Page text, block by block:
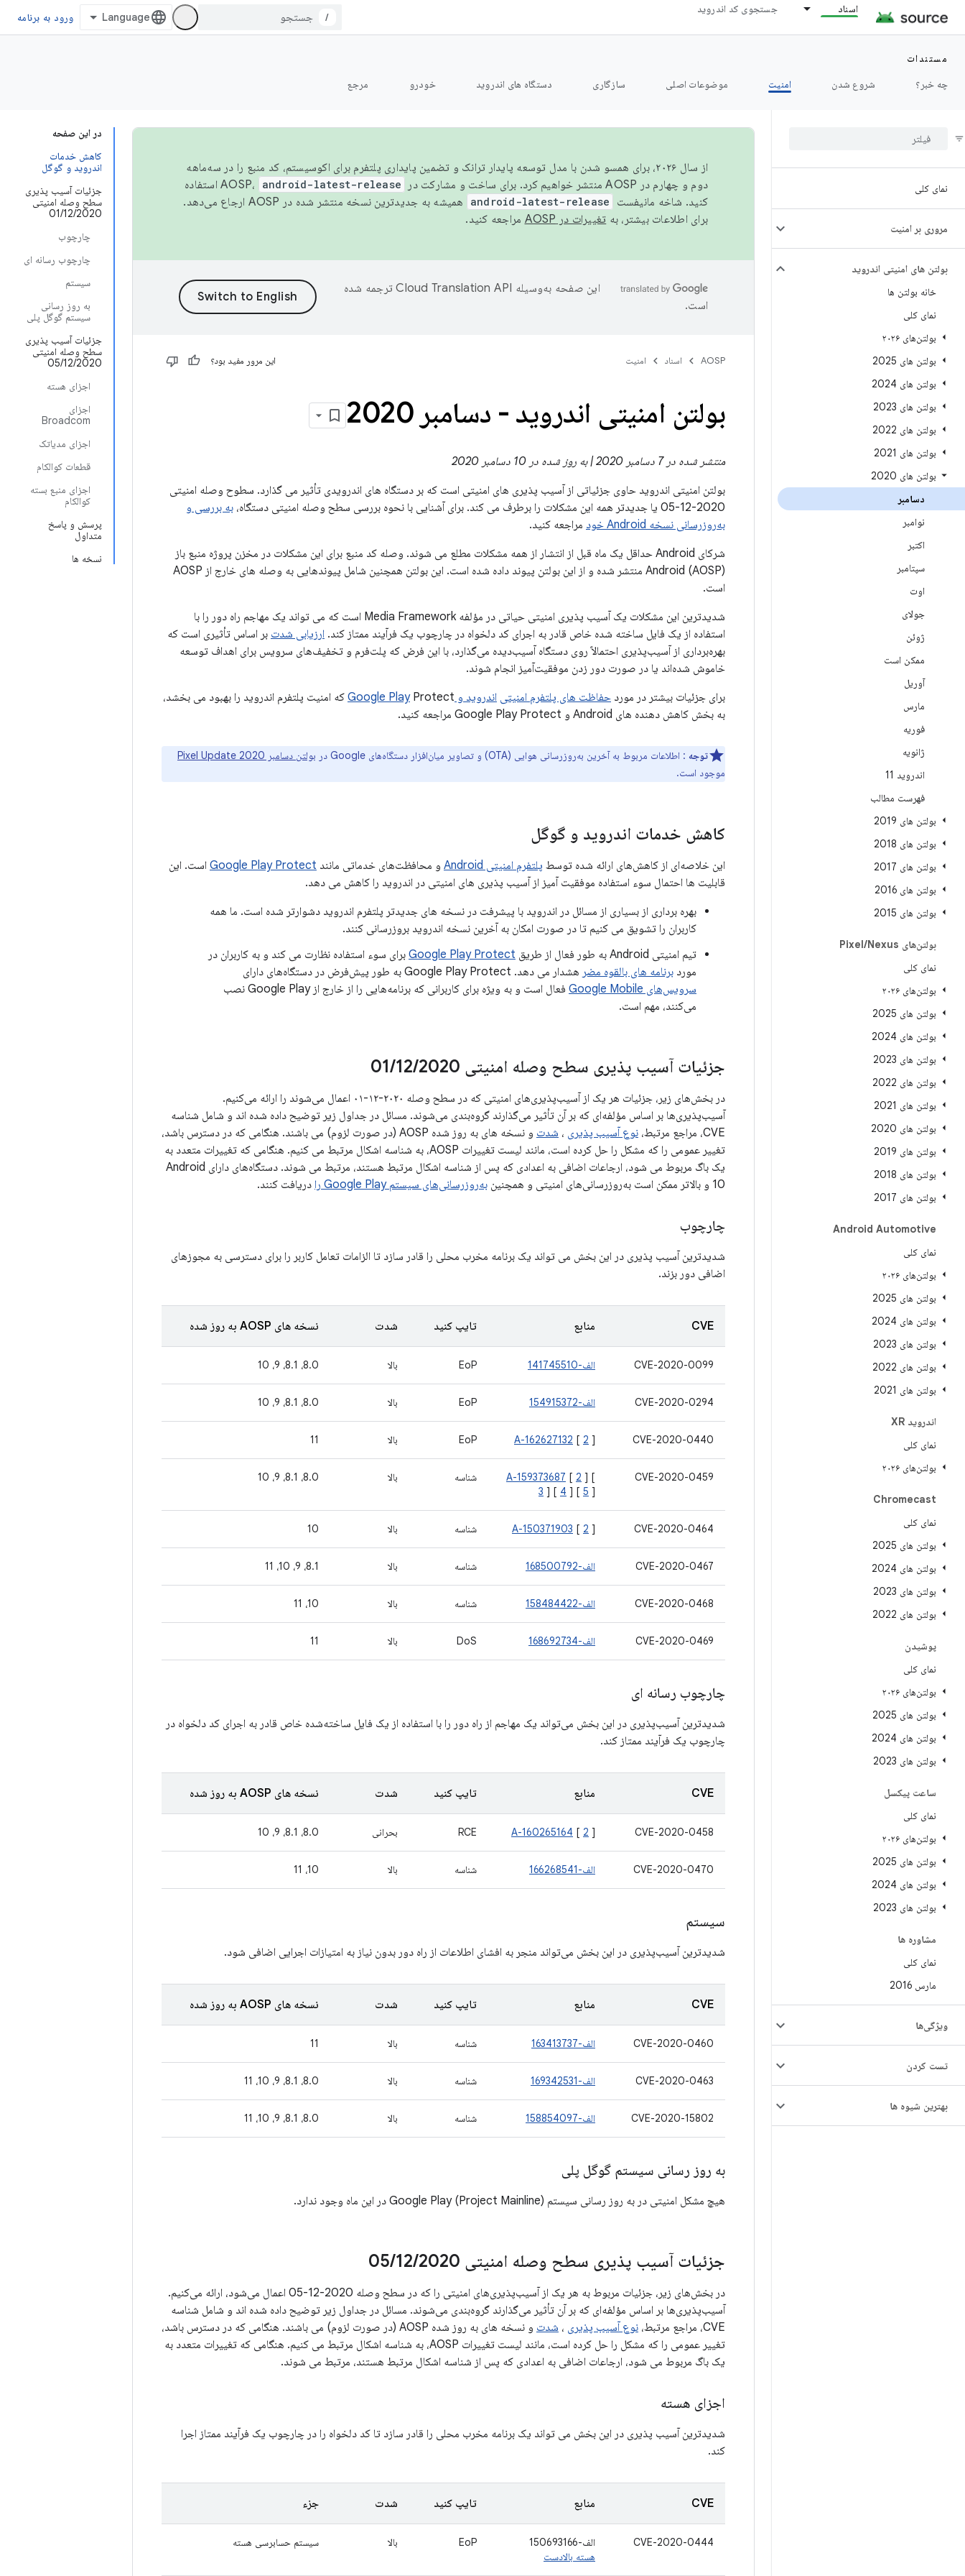
اسناد جستجوی کد اندروید
/ ورود به برنامه
مستندات
چه خبر؟
شروع شدن امنیت موضوعات اصلی سازگاری دستگاه های اندروید خودرو مرجع
نمای کلی
مروری بر امنیت
بولتن های امنیتی اندروید
خانه بولتن ها
نمای کلی
بولتن‌های ۲۰۲۶
بولتن های 2025
بولتن های 2024
بولتن های 2023
بولتن های 2022
بولتن های 2021
بولتن های 2020
دسامبر
نوامبر
اکتبر
سپتامبر
اوت
جولای
ژوئن
ممکن است
آوریل
مارس
فوریه
ژانویه
اندروید 11
فهرست مطالب
بولتن های 2019
بولتن های 2018
بولتن های 2017
بولتن های 2016
بولتن های 2015
بولتن‌های Pixel /Nexus
نمای کلی
بولتن‌های ۲۰۲۶
بولتن های 2025
بولتن های 2024
بولتن های 2023
بولتن های 2022
بولتن های 2021
بولتن های 2020
بولتن های 2019
بولتن های 2018
بولتن های 2017
Android Automotive
نمای کلی
بولتن‌های ۲۰۲۶
بولتن های 2025
بولتن های 2024
بولتن های 2023
بولتن های 2022
بولتن های 2021
اندروید XR
نمای کلی
بولتن‌های ۲۰۲۶
Chromecast
نمای کلی
بولتن های 2025
بولتن های 2024
بولتن های 2023
بولتن های 2022
پوشیدن
نمای کلی
بولتن‌های ۲۰۲۶
بولتن های 2025
بولتن های 2024
بولتن های 2023
ساعت پیکسل
نمای کلی
بولتن‌های ۲۰۲۶
بولتن های 2025
بولتن های 2024
بولتن های 2023
مشاوره ها
نمای کلی
مارس 2016
ویژگی‌ها
تست کردن
بهترین شیوه ها
در این صفحه
کاهش خدمات
اندروید و گوگل
جزئیات آسیب پذیری
سطح وصله امنیتی
01/12/2020
چارچوب
چارچوب رسانه ای
سیستم
به روز رسانی
سیستم گوگل پلی
جزئیات آسیب پذیری
سطح وصله امنیتی
05/12/2020
اجزای هسته
اجزای
Broadcom
اجزای مدیاتک
قطعات کوالکام
اجزای منبع بسته
کوالکام
پرسش و پاسخ
متداول
نسخه ها
از سال ۲۰۲۶، برای همسو شدن با مدل توسعه پایدار ترانک و تضمین پایداری پلتفرم برای اکوسیستم، کد منبع را در سه‌ماهه
دوم و چهارم در AOSP منتشر خواهیم کرد. برای ساخت و مشارکت در AOSP،
android-latest-release
استفاده
کنید. شاخه مانیفست
android-latest-release
همیشه به جدیدترین نسخه منتشر شده در AOSP ارجاع می‌دهد.
برای اطلاعات بیشتر، به تغییرات در AOSP مراجعه کنید.
این صفحه به‌وسیله
ترجمه شده
است.
AOSP اسناد امنیت این مرور مفید بود؟
بولتن امنیتی اندروید - دسامبر 2020
منتشر شده در 7 دسامبر 2020 | به روز شده در 10 دسامبر 2020
بولتن امنیتی اندروید حاوی جزئیاتی از آسیب پذیری های امنیتی است که بر دستگاه های اندرویدی تأثیر می گذارد. سطوح وصله امنیتی
2020-12-05 یا جدیدتر همه این مشکلات را برطرف می کند. برای آشنایی با نحوه بررسی سطح وصله امنیتی دستگاه،
به بررسی و
به‌روزرسانی نسخه Android خود
مراجعه کنید.
شرکای Android حداقل یک ماه قبل از انتشار از همه مشکلات مطلع می شوند. وصله کد منبع برای این مشکلات در مخزن پروژه منبع باز
Android (AOSP) منتشر شده و از این بولتن پیوند داده شده است. این بولتن همچنین شامل پیوندهایی به وصله های خارج از AOSP
است.
شدیدترین این مشکلات یک آسیب پذیری امنیتی حیاتی در مؤلفه Media Framework است که می تواند یک مهاجم راه دور را با
استفاده از یک فایل ساخته شده خاص قادر به اجرای کد دلخواه در چارچوب یک فرآیند ممتاز کند. ارزیابی شدت بر اساس تأثیری است که
بهره‌برداری از آسیب‌پذیری احتمالاً روی دستگاه آسیب‌دیده می‌گذارد، با این فرض که پلت‌فرم و تخفیف‌های سرویس برای اهداف توسعه
خاموش شده‌اند یا در صورت دور زدن موفقیت‌آمیز انجام شوند.
برای جزئیات بیشتر در مورد حفاظت های پلتفرم امنیتی اندروید و Google Play
Protect که امنیت پلتفرم اندروید را بهبود می بخشد،
به بخش کاهش دهنده های Android و Google Play Protect مراجعه کنید.
توجه : اطلاعات مربوط به آخرین به‌روزرسانی هوایی (OTA) و تصاویر میان‌افزار دستگاه‌های Google در
بولتن دسامبر 2020 Pixel Update
موجود است.
کاهش خدمات اندروید و گوگل
این خلاصه‌ای از کاهش‌های ارائه شده توسط پلتفرم امنیتی Android و محافظت‌های خدماتی مانند Google Play Protect است. این
قابلیت ها احتمال سوء استفاده موفقیت آمیز از آسیب پذیری های امنیتی در اندروید را کاهش می دهد.
بهره برداری از بسیاری از مسائل در اندروید با پیشرفت در نسخه های جدیدتر پلتفرم اندروید دشوارتر شده است. ما همه
کاربران را تشویق می کنیم تا در صورت امکان به آخرین نسخه اندروید بروزرسانی کنند.
تیم امنیتی Android به طور فعال از طریق
Google Play Protect برای سوء استفاده نظارت می کند و به کاربران در
مورد برنامه های بالقوه مضر هشدار می دهد. Google Play Protect به طور پیش‌فرض در دستگاه‌های دارای
سرویس‌های Google Mobile
فعال است و به ویژه برای کاربرانی که برنامه‌هایی را از خارج از Google Play نصب
می‌کنند، مهم است.
جزئیات آسیب پذیری سطح وصله امنیتی 01 /12/2020
در بخش‌های زیر، جزئیات هر یک از آسیب‌پذیری‌های امنیتی که در سطح وصله ۲۰۲۰-۱۲-۰۱ اعمال می‌شوند را ارائه می‌کنیم.
آسیب‌پذیری‌ها بر اساس مؤلفه‌ای که بر آن تأثیر می‌گذارند گروه‌بندی می‌شوند. مسائل در جداول زیر توضیح داده شده اند و شامل شناسه
CVE، مراجع مرتبط،
نوع آسیب پذیری ، شدت
و نسخه های به روز شده AOSP (در صورت لزوم) می باشند. هنگامی که در دسترس باشد،
تغییر عمومی را که مشکل را حل کرده است، مانند لیست تغییرات AOSP، به شناسه اشکال مرتبط می کنیم. هنگامی که تغییرات متعدد به
یک باگ مربوط می شود، ارجاعات اضافی به اعدادی که پس از شناسه اشکال مرتبط هستند، مرتبط می شوند. دستگاه‌های دارای Android
10 و بالاتر ممکن است به‌روزرسانی‌های امنیتی و همچنین
به‌روزرسانی‌های سیستم Google Play را دریافت کنند.
چارچوب
شدیدترین آسیب پذیری در این بخش می تواند یک برنامه مخرب محلی را قادر سازد تا الزامات تعامل کاربر را برای دسترسی به مجوزهای
اضافی دور بزند.
CVE منابع تایپ کنید شدت نسخه های AOSP به روز شده
CVE-2020-0099 الف-141745510 EoP بالا 8.0، 8.1، 9، 10
CVE-2020-0294 الف-154915372 EoP بالا 8.0، 8.1، 9، 10
CVE-2020-0440
A-162627132 [ 2 ]
EoP بالا 11
CVE-2020-0459
A-159373687 [ 2 ] [
3 ] [ 4 ] [ 5 ]
شناسه بالا 8.0، 8.1، 9، 10
CVE-2020-0464
A-150371903 [ 2 ] شناسه بالا 10
CVE-2020-0467 الف-168500792 شناسه بالا 8.1، 9، 10، 11
CVE-2020-0468 الف-158484422 شناسه بالا 10، 11
CVE-2020-0469 الف-168692734 DoS بالا 11
چارچوب رسانه ای
شدیدترین آسیب‌پذیری در این بخش می‌تواند یک مهاجم از راه دور را با استفاده از یک فایل ساخته‌شده خاص قادر به اجرای کد دلخواه در
چارچوب یک فرآیند ممتاز کند.
CVE منابع تایپ کنید شدت نسخه های AOSP به روز شده
CVE-2020-0458
A-160265164 [ 2 ]
RCE بحرانی 8.0، 8.1، 9، 10
CVE-2020-0470 الف-166268541 شناسه بالا 10، 11
سیستم
شدیدترین آسیب‌پذیری در این بخش می‌تواند منجر به افشای اطلاعات از راه دور بدون نیاز به امتیازات اجرایی اضافی شود.
CVE منابع تایپ کنید شدت نسخه های AOSP به روز شده
CVE-2020-0460 الف-163413737 شناسه بالا 11
CVE-2020-0463 الف-169342531 شناسه بالا 8.0، 8.1، 9، 10، 11
CVE-2020-15802 الف-158854097 شناسه بالا 8.0، 8.1، 9، 10، 11
به روز رسانی سیستم گوگل پلی
هیچ مشکل امنیتی در به روز رسانی سیستم Google Play (Project Mainline) در این ماه وجود ندارد.
جزئیات آسیب پذیری سطح وصله امنیتی 05 /12/2020
در بخش‌های زیر، جزئیات مربوط به هر یک از آسیب‌پذیری‌های امنیتی را که در سطح وصله 2020-12-05 اعمال می‌شود، ارائه می‌کنیم.
آسیب‌پذیری‌ها بر اساس مؤلفه‌ای که بر آن تأثیر می‌گذارند گروه‌بندی می‌شوند. مسائل در جداول زیر توضیح داده شده اند و شامل شناسه
CVE، مراجع مرتبط،
نوع آسیب پذیری ، شدت
و نسخه های به روز شده AOSP (در صورت لزوم) می باشند. هنگامی که در دسترس باشد،
تغییر عمومی را که مشکل را حل کرده است، مانند لیست تغییرات AOSP، به شناسه اشکال مرتبط می کنیم. هنگامی که تغییرات متعدد به
یک باگ مربوط می شود، ارجاعات اضافی به اعدادی که پس از شناسه اشکال مرتبط هستند، مرتبط می شوند.
اجزای هسته
شدیدترین آسیب پذیری در این بخش می تواند یک برنامه مخرب محلی را قادر سازد تا کد دلخواه را در چارچوب یک فرآیند ممتاز اجرا
کند.
CVE منابع تایپ کنید شدت جزء
CVE-2020-0444
الف-150693166
هسته بالادست
EoP بالا سیستم حسابرسی هسته